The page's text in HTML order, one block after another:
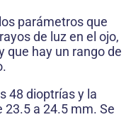
parámetros que
de luz en el ojo,
que hay un rango de
48 dioptrías y la
23.5 a 24.5 mm. Se